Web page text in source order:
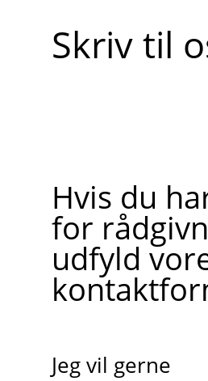
Skriv til
Hvis du
for
udfyld
Jeg vil gerne